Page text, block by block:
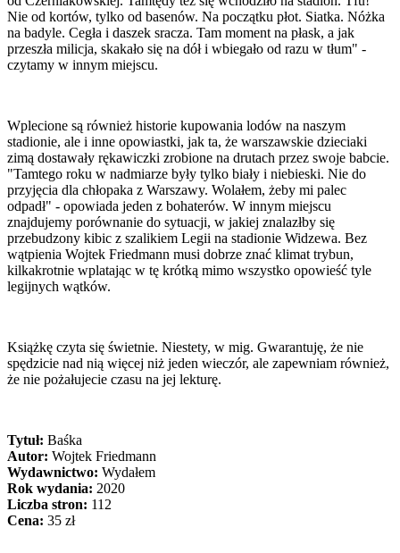
Nie od kortów, tylko od basenów. Na początku płot. Siatka. Nóżka
na badyle. Cegła i daszek sracza. Tam moment na płask, a jak
przeszła milicja, skakało się na dół i wbiegało od razu w tłum" -
czytamy w innym miejscu.
Wplecione są również historie kupowania lodów na naszym
stadionie, ale i inne opowiastki, jak ta, że warszawskie dzieciaki
zimą dostawały rękawiczki zrobione na drutach przez swoje babcie.
"Tamtego roku w nadmiarze były tylko biały i niebieski. Nie do
przyjęcia dla chłopaka z Warszawy. Wolałem, żeby mi palec
odpadł" - opowiada jeden z bohaterów. W innym miejscu
znajdujemy porównanie do sytuacji, w jakiej znalazłby się
przebudzony kibic z szalikiem Legii na stadionie Widzewa. Bez
wątpienia Wojtek Friedmann musi dobrze znać klimat trybun,
kilkakrotnie wplatając w tę krótką mimo wszystko opowieść tyle
legijnych wątków.
Książkę czyta się świetnie. Niestety, w mig. Gwarantuję, że nie
spędzicie nad nią więcej niż jeden wieczór, ale zapewniam również,
że nie pożałujecie czasu na jej lekturę.
Tytuł: Baśka
Autor: Wojtek Friedmann
Wydawnictwo: Wydałem
Rok wydania: 2020
Liczba stron: 112
Cena: 35 zł